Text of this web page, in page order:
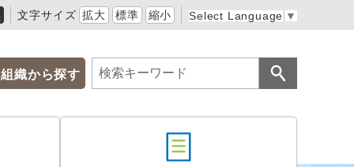
文字サイズ 拡大 標準 縮小 Select Language ▼
組織から探す